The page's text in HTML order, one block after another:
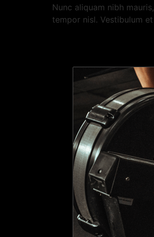
Nunc aliquam nibh
tempor nisl. Vestibulum